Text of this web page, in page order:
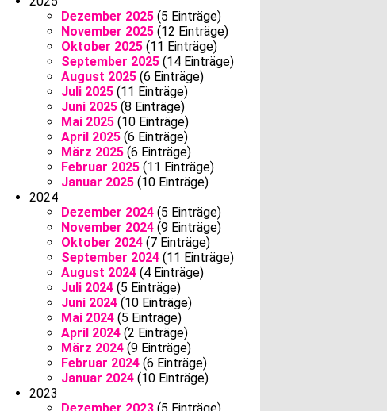
Dezember 2025(5 Einträge)
November 2025(12 Einträge)
Oktober 2025(11 Einträge)
September 2025(14 Einträge)
August 2025(6 Einträge)
Juli 2025(11 Einträge)
Juni 2025(8 Einträge)
Mai 2025(10 Einträge)
April 2025(6 Einträge)
März 2025(6 Einträge)
Februar 2025(11 Einträge)
Januar 2025(10 Einträge)
2024
Dezember 2024(5 Einträge)
November 2024(9 Einträge)
Oktober 2024(7 Einträge)
September 2024(11 Einträge)
August 2024(4 Einträge)
Juli 2024(5 Einträge)
Juni 2024(10 Einträge)
Mai 2024(5 Einträge)
April 2024(2 Einträge)
März 2024(9 Einträge)
Februar 2024(6 Einträge)
Januar 2024(10 Einträge)
2023
Dezember 2023(5 Einträge)